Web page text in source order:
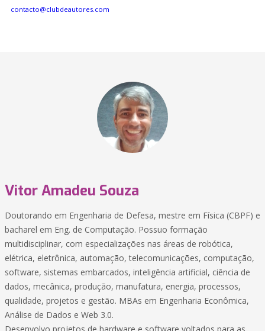
contacto@clubdeautores.com
Vitor Amadeu Souza
Doutorando em Engenharia de Defesa, mestre em Física (CBPF) e
bacharel em Eng. de Computação. Possuo formação
multidisciplinar, com especializações nas áreas de robótica,
elétrica, eletrônica, automação, telecomunicações, computação,
software, sistemas embarcados, inteligência artificial, ciência de
dados, mecânica, produção, manufatura, energia, processos,
qualidade, projetos e gestão. MBAs em Engenharia Econômica,
Análise de Dados e Web 3.0.